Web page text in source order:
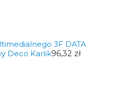
3F DATA
Deco Karlik96,32 zł